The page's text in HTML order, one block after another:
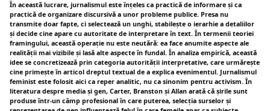
În această lucrare, jurnalismul este înțeles ca practică de informare și ca
practică de organizare discursivă a unor probleme publice. Presa nu
transmite doar fapte, ci selectează un unghi, stabilește o ierarhie a detaliilor
și decide cine apare cu autoritate de interpretare în text. În termenii teoriei
framingului, această operație nu este neutără: ea face anumite aspecte ale
realității mai vizibile și lasă alte aspecte în fundal. În analiza empirică, această
idee se concretizează prin categoria autorității interpretative, care urmărește
cine primește în articol dreptul textual de a explica evenimentul. Jurnalismul
feminist este folosit aici ca reper analitic, nu ca sinonim pentru activism. În
literatura despre media și gen, Carter, Branston și Allan arată că șirile sunt
produse într-un câmp profesional în care puterea, selecția surselor și